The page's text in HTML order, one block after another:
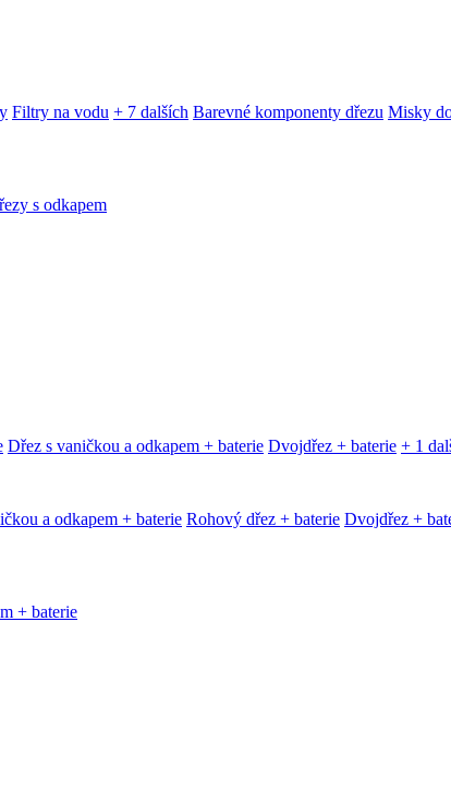
Filtry na vodu + 7 dalších Barevné komponenty dřezu Misky
s odkapem
Dřez s vaničkou a odkapem + baterie Dvojdřez + baterie + 1
a odkapem + baterie Rohový dřez + baterie Dvojdřez +
+ baterie